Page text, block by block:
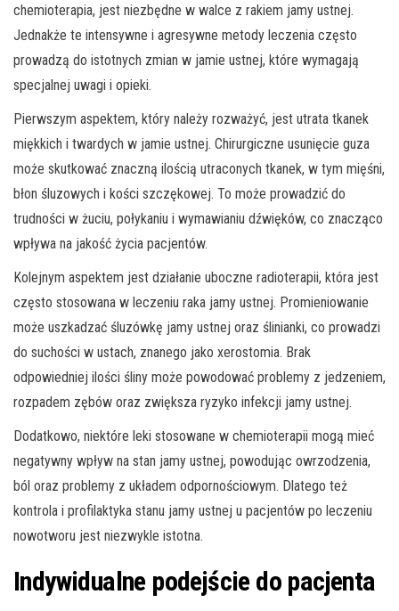
chemioterapia, jest niezbędne w walce z rakiem jamy ustnej.
Jednakże te intensywne i agresywne metody leczenia często
prowadzą do istotnych zmian w jamie ustnej, które wymagają
specjalnej uwagi i opieki.
Pierwszym aspektem, który należy rozważyć, jest utrata tkanek
miękkich i twardych w jamie ustnej. Chirurgiczne usunięcie guza
może skutkować znaczną ilością utraconych tkanek, w tym mięśni,
błon śluzowych i kości szczękowej. To może prowadzić do
trudności w żuciu, połykaniu i wymawianiu dźwięków, co znacząco
wpływa na jakość życia pacjentów.
Kolejnym aspektem jest działanie uboczne radioterapii, która jest
często stosowana w leczeniu raka jamy ustnej. Promieniowanie
może uszkadzać śluzówkę jamy ustnej oraz ślinianki, co prowadzi
do suchości w ustach, znanego jako xerostomia. Brak
odpowiedniej ilości śliny może powodować problemy z jedzeniem,
rozpadem zębów oraz zwiększa ryzyko infekcji jamy ustnej.
Dodatkowo, niektóre leki stosowane w chemioterapii mogą mieć
negatywny wpływ na stan jamy ustnej, powodując owrzodzenia,
ból oraz problemy z układem odpornościowym. Dlatego też
kontrola i profilaktyka stanu jamy ustnej u pacjentów po leczeniu
nowotworu jest niezwykle istotna.
Indywidualne podejście do pacjenta